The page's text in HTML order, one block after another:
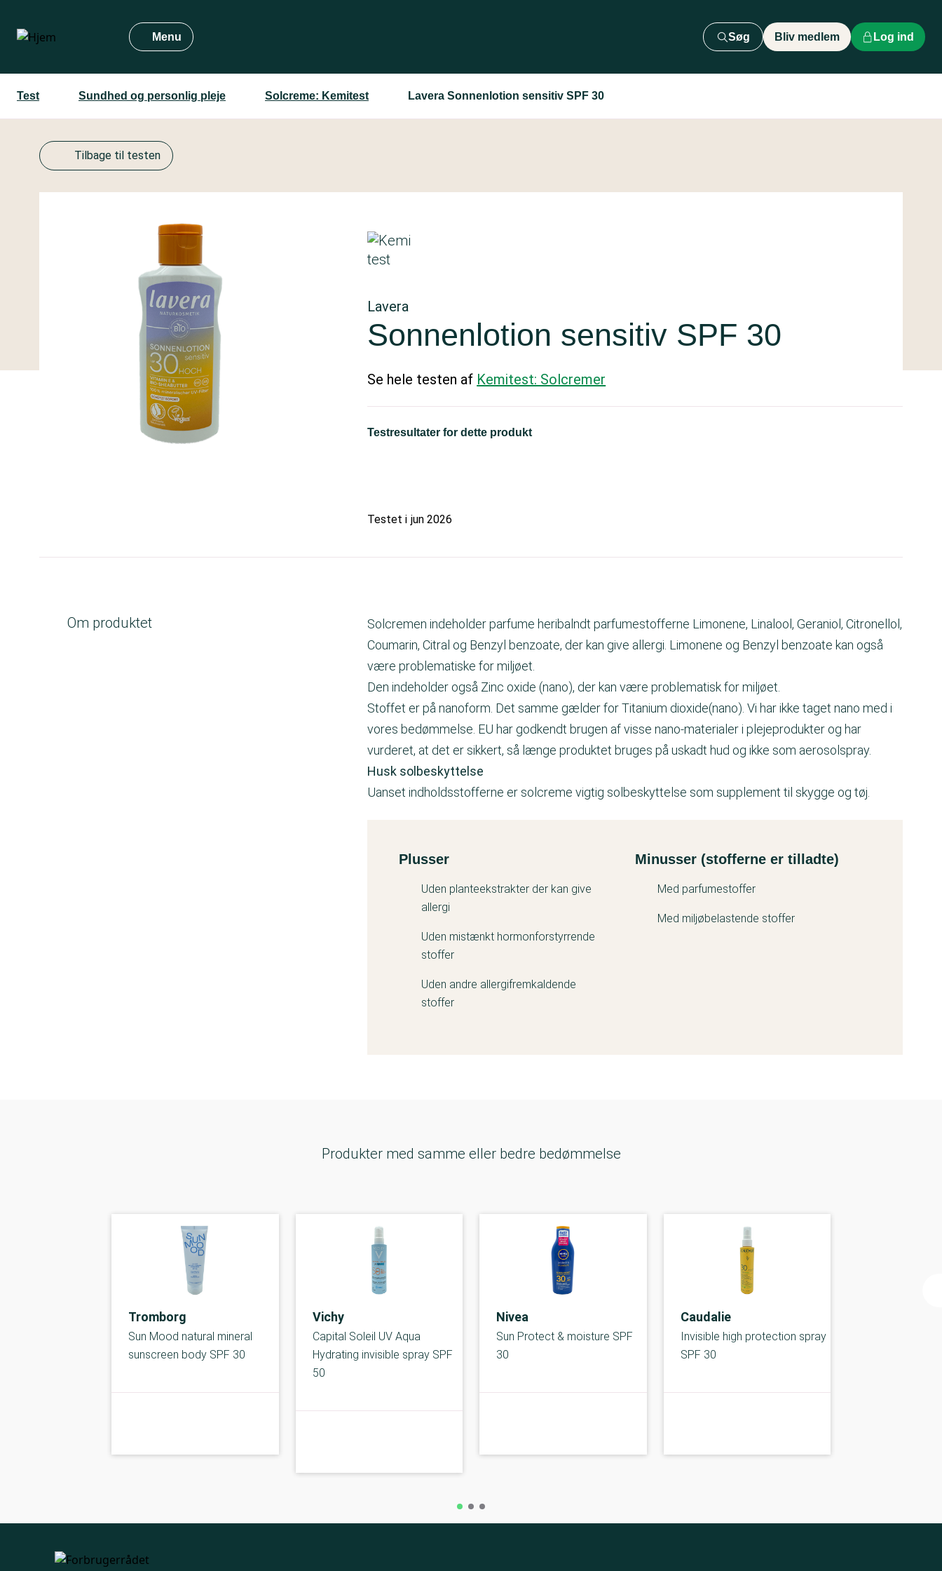
hovedindhold
Menu Søg Bliv medlem Log ind
Test Sundhed og personlig pleje Solcreme: Kemitest Lavera Sonnenlotion sensitiv SPF 30
Tilbage til testen
Lavera
Sonnenlotion sensitiv SPF 30
Se hele testen af Kemitest: Solcremer
Testresultater for dette produkt
Testet i jun 2026
Om produktet
Solcremen indeholder parfume heribalndt parfumestofferne Limonene, Linalool, Geraniol, Citronellol,
Coumarin, Citral og Benzyl benzoate, der kan give allergi. Limonene og Benzyl benzoate kan også
være problematiske for miljøet.
Den indeholder også Zinc oxide (nano), der kan være problematisk for miljøet.
Stoffet er på nanoform. Det samme gælder for Titanium dioxide(nano). Vi har ikke taget nano med i
vores bedømmelse. EU har godkendt brugen af visse nano-materialer i plejeprodukter og har
vurderet, at det er sikkert, så længe produktet bruges på uskadt hud og ikke som aerosolspray.
Husk solbeskyttelse
Uanset indholdsstofferne er solcreme vigtig solbeskyttelse som supplement til skygge og tøj.
Kemitest
Plusser Minusser (stofferne er tilladte)
Uden planteekstrakter der kan give
allergi
Uden mistænkt hormonforstyrrende
stoffer
Uden andre allergifremkaldende
stoffer
Med parfumestoffer
Med miljøbelastende stoffer
Produkter med samme eller bedre bedømmelse
Tromborg
Sun Mood natural mineral
sunscreen body SPF 30
Vichy
Capital Soleil UV Aqua
Hydrating invisible spray SPF
50
Nivea
Sun Protect & moisture SPF
30
Caudalie
Invisible high protection spray
SPF 30